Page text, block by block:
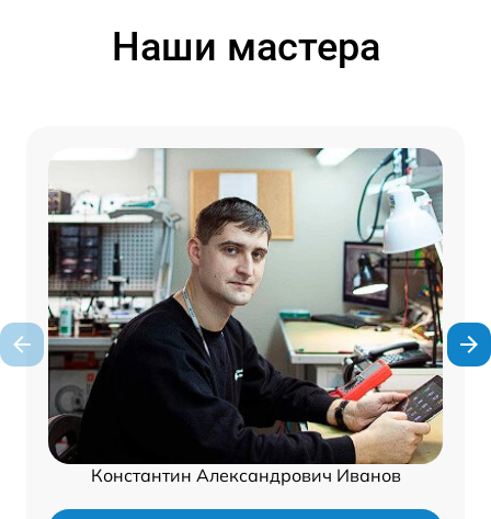
Наши мастера
Константин Александрович Иванов